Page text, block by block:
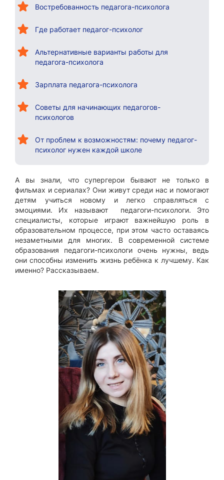
Востребованность педагога-психолога
Где работает педагог-психолог
Альтернативные варианты работы для
педагога-психолога
Зарплата педагога-психолога
Советы для начинающих педагогов-
психологов
От проблем к возможностям: почему педагог-
психолог нужен каждой школе
А вы знали, что супергерои бывают не только в
фильмах и сериалах? Они живут среди нас и помогают
детям учиться новому и легко справляться с
эмоциями. Их называют педагоги-психологи. Это
специалисты, которые играют важнейшую роль в
образовательном процессе, при этом часто оставаясь
незаметными для многих. В современной системе
образования педагоги-психологи очень нужны, ведь
они способны изменить жизнь ребёнка к лучшему. Как
именно? Рассказываем.